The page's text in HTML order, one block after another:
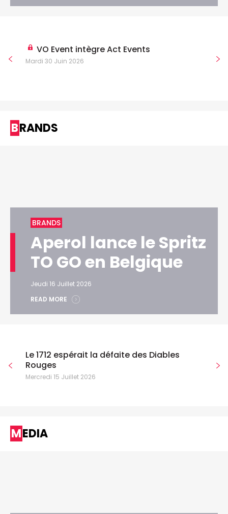
VO Event intègre Act Events
Mardi 30 Juin 2026
BRANDS
BRANDS
Aperol lance le Spritz
TO GO en Belgique
Jeudi 16 Juillet 2026
READ MORE
Le 1712 espérait la défaite des Diables
Rouges
Mercredi 15 Juillet 2026
MEDIA